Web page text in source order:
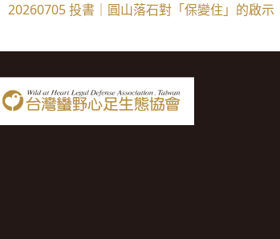
20260705 投書｜圓山落石對「保變住」的啟示